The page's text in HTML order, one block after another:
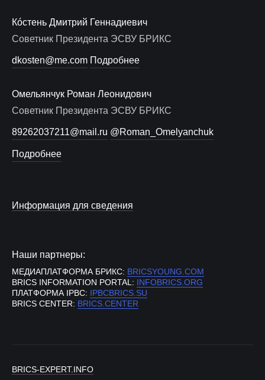
Кóстень Дмитрий Геннадиевич
Советник Президента ЭСВУ БРИКС
dkosten@me.com Подробнее
Омельянчук Роман Леонидович
Советник Президента ЭСВУ БРИКС
89262037211@mail.ru @Roman_Omelyanchuk
Подробнее
Информация для сведения
Наши партнеры:
МЕДИАПЛАТФОРМА БРИКС: BRICSYOUNG.COM
BRICS INFORMATION PORTAL: INFOBRICS.ORG
ПЛАТФОРМА IPBC: IPBCBRICS.SU
BRICS CENTER: BRICS.CENTER
BRICS-EXPERT.INFO